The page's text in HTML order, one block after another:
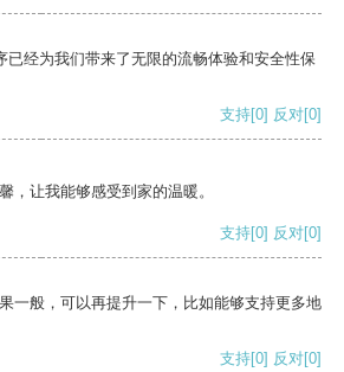
已经为我们带来了无限的流畅体验和安全性保
支持[0] 反对[0]
，让我能够感受到家的温暖。
支持[0] 反对[0]
一般，可以再提升一下，比如能够支持更多地
支持[0] 反对[0]